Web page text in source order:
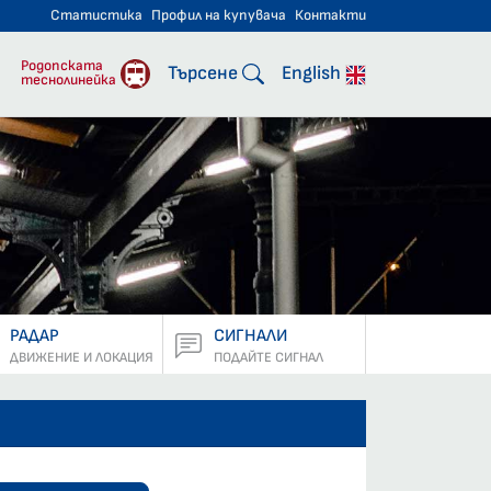
Статистика Профил на купувача Контакти
превози
Родопската
теснолинейка
Търсене English
РАДАР
ДВИЖЕНИЕ И ЛОКАЦИЯ
СИГНАЛИ
ПОДАЙТЕ СИГНАЛ